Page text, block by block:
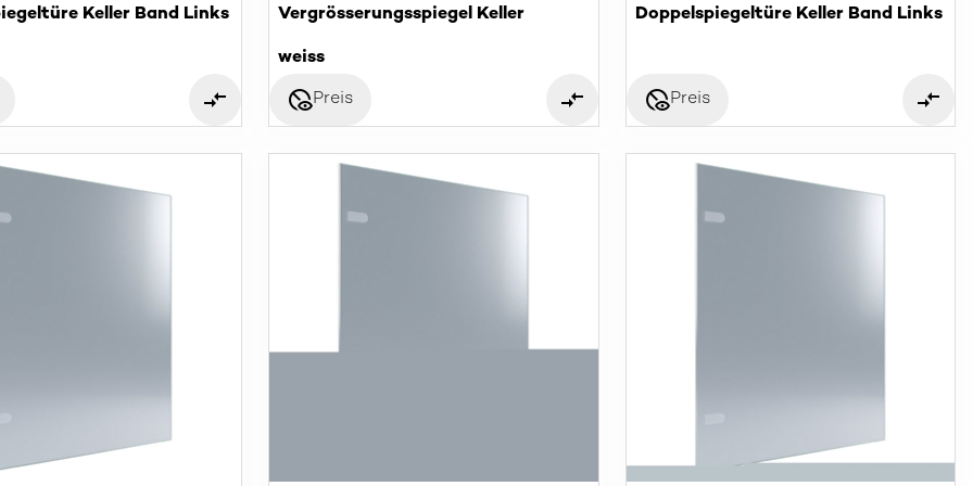
Keller Band Links
Vergrösserungsspiegel Keller
weiss
disabled_visiblePreis
Doppelspiegeltüre Keller Band Links
disabled_visiblePreis